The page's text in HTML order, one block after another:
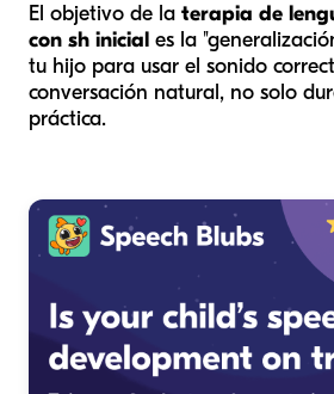
El objetivo de la terapia de
con sh inicial es la
tu hijo para usar el sonido
conversación natural, no solo
práctica.